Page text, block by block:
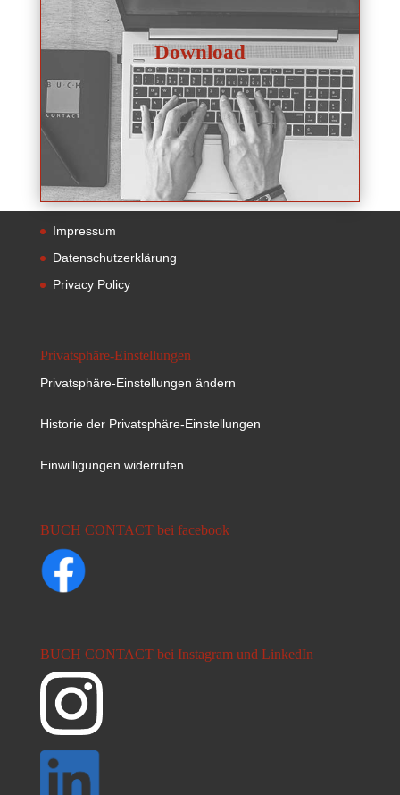
Download
Impressum
Datenschutzerklärung
Privacy Policy
Privatsphäre-Einstellungen
Privatsphäre-Einstellungen ändern
Historie der Privatsphäre-Einstellungen
Einwilligungen widerrufen
BUCH CONTACT bei facebook
BUCH CONTACT bei Instagram und LinkedIn